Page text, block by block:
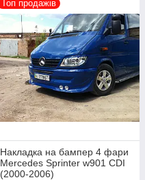
Топ продажів
Накладка на бампер 4 фари
Mercedes Sprinter w901 CDI
(2000-2006)